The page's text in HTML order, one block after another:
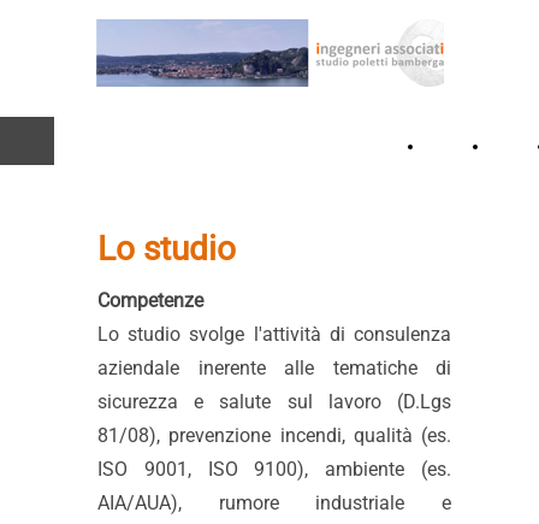
Lo studio
Competenze
Lo studio svolge l'attività di consulenza
aziendale inerente alle tematiche di
sicurezza e salute sul lavoro (D.Lgs
81/08), prevenzione incendi, qualità (es.
ISO 9001, ISO 9100), ambiente (es.
AIA/AUA), rumore industriale e